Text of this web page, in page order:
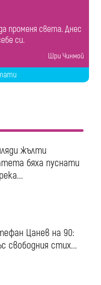
променя света. Днес
си.
Шри Чинмой
жълти
бяха пуснати
Цанев на 90:
свободния стих...